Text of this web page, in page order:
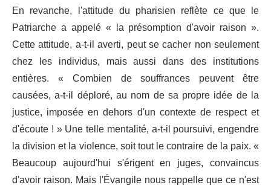
En revanche, l'attitude du pharisien reflète ce que le
Patriarche a appelé « la présomption d'avoir raison ».
Cette attitude, a-t-il averti, peut se cacher non seulement
chez les individus, mais aussi dans des institutions
entières. « Combien de souffrances peuvent être
causées, a-t-il déploré, au nom de sa propre idée de la
justice, imposée en dehors d'un contexte de respect et
d'écoute ! » Une telle mentalité, a-t-il poursuivi, engendre
la division et la violence, soit tout le contraire de la paix. «
Beaucoup aujourd'hui s'érigent en juges, convaincus
d'avoir raison. Mais l'Évangile nous rappelle que ce n'est